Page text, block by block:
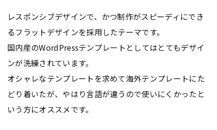
レスポンシブデザインで、かつ制作がスピーディにでき
るフラットデザインを採用したテーマです。
国内産のWordPressテンプレートとしてはとてもデザイ
ンが洗練されています。
オシャレなテンプレートを求めて海外テンプレートにた
どり着いたが、やはり言語が違うので使いにくかったと
いう方にオススメです。